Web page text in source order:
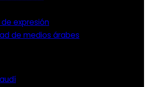
expresión
de medios árabes